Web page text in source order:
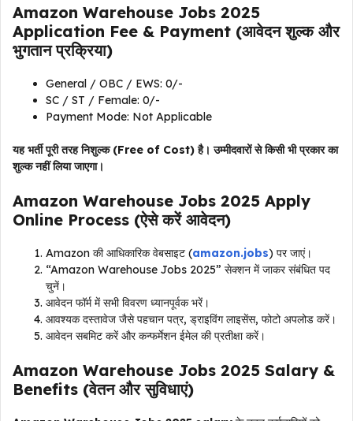
Amazon Warehouse Jobs 2025
Application Fee & Payment (आवेदन शुल्क और
भुगतान प्रक्रिया)
General / OBC / EWS: ₹0/-
SC / ST / Female: ₹0/-
Payment Mode: Not Applicable
यह भर्ती पूरी तरह निशुल्क (Free of Cost) है। उम्मीदवारों से किसी भी प्रकार का
शुल्क नहीं लिया जाएगा।
Amazon Warehouse Jobs 2025 Apply
Online Process (ऐसे करें आवेदन)
Amazon की आधिकारिक वेबसाइट (amazon.jobs) पर जाएं।
“Amazon Warehouse Jobs 2025” सेक्शन में जाकर संबंधित पद
चुनें।
आवेदन फॉर्म में सभी विवरण ध्यानपूर्वक भरें।
आवश्यक दस्तावेज जैसे पहचान पत्र, ड्राइविंग लाइसेंस, फोटो अपलोड करें।
आवेदन सबमिट करें और कन्फर्मेशन ईमेल की प्रतीक्षा करें।
Amazon Warehouse Jobs 2025 Salary &
Benefits (वेतन और सुविधाएं)